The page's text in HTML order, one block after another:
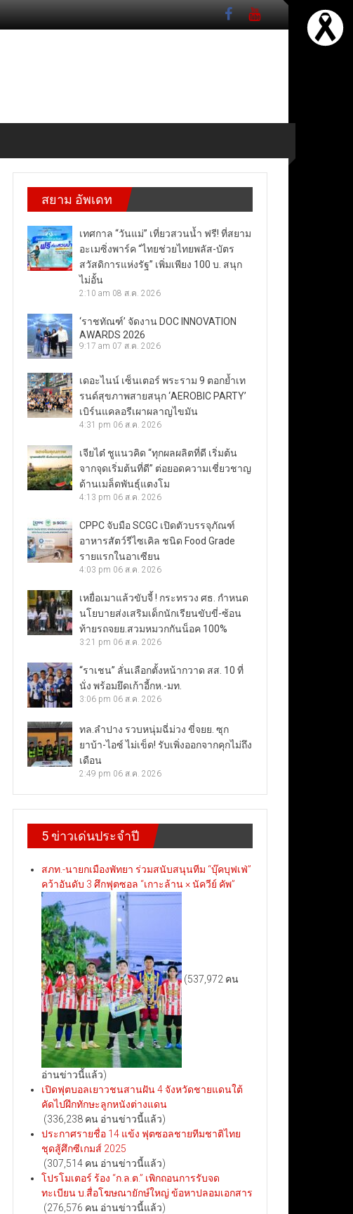
สยาม อัพเดท
เทศกาล “วันแม่” เที่ยวสวนน้ำ ฟรี! ที่สยาม
อะเมซิ่งพาร์ค “ไทยช่วยไทยพลัส-บัตร
สวัสดิการแห่งรัฐ” เพิ่มเพียง 100 บ. สนุก
ไม่อั้น
2:10 am 08 ส.ค. 2026
‘ราชทัณฑ์’ จัดงาน DOC INNOVATION
AWARDS 2026
9:17 am 07 ส.ค. 2026
เดอะไนน์ เซ็นเตอร์ พระราม 9 ตอกย้ำเท
รนด์สุขภาพสายสนุก ‘AEROBIC PARTY’
เบิร์นแคลอรีเผาผลาญไขมัน
4:31 pm 06 ส.ค. 2026
เจียไต๋ ชูแนวคิด “ทุกผลผลิตที่ดี เริ่มต้น
จากจุดเริ่มต้นที่ดี” ต่อยอดความเชี่ยวชาญ
ด้านเมล็ดพันธุ์แตงโม
4:13 pm 06 ส.ค. 2026
CPPC จับมือ SCGC เปิดตัวบรรจุภัณฑ์
อาหารสัตว์รีไซเคิล ชนิด Food Grade
รายแรกในอาเซียน
4:03 pm 06 ส.ค. 2026
เหยื่อเมาแล้วขับจี้ ! กระทรวง ศธ. กำหนด
นโยบายส่งเสริมเด็กนักเรียนขับขี่-ซ้อน
ท้ายรถจยย.สวมหมวกกันน็อค 100%
3:21 pm 06 ส.ค. 2026
“ราเชน” ลั่นเลือกตั้งหน้ากวาด สส. 10 ที่
นั่ง พร้อมยึดเก้าอี้กห.-มท.
3:06 pm 06 ส.ค. 2026
ทล.ลำปาง รวบหนุ่มฉี่ม่วง ขี่จยย. ซุก
ยาบ้า-ไอซ์ ไม่เข็ด! รับเพิ่งออกจากคุกไม่ถึง
เดือน
2:49 pm 06 ส.ค. 2026
5 ข่าวเด่นประจำปี
สภท.-นายกเมืองพัทยา ร่วมสนับสนุนทีม “บุ๊คบุฟเฟ่”
คว้าอันดับ 3 ศึกฟุตซอล “เกาะล้าน × นัควีย์ คัพ”
(537,972 คน
อ่านข่าวนี้แล้ว)
เปิดฟุตบอลเยาวชนสานฝัน 4 จังหวัดชายแดนใต้
คัดไปฝึกทักษะลูกหนังต่างแดน
(336,238 คน อ่านข่าวนี้แล้ว)
ประกาศรายชื่อ 14 แข้ง ฟุตซอลชายทีมชาติไทย
ชุดสู้ศึกซีเกมส์ 2025
(307,514 คน อ่านข่าวนี้แล้ว)
โปรโมเตอร์ ร้อง “ก.ล.ต.” เพิกถอนการรับจด
ทะเบียน บ.สื่อโฆษณายักษ์ใหญ่ ข้อหาปลอมเอกสาร
(276,576 คน อ่านข่าวนี้แล้ว)